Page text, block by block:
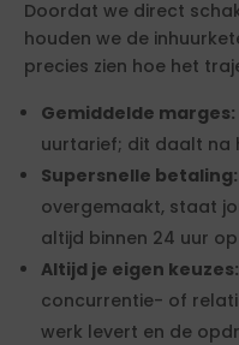
Doordat we direct
houden we de
precies zien hoe het
Gemiddelde marges:
uurtarief; dit daalt na
Supersnelle betaling:
overgemaakt, staat
altijd binnen 24 uur
Altijd je eigen keuzes:
concurrentie- of
werk levert en de